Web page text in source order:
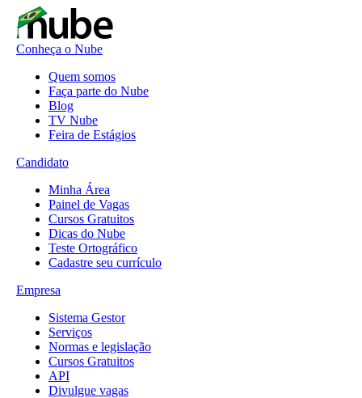
Conheça o Nube
Quem somos
Faça parte do Nube
Blog
TV Nube
Feira de Estágios
Candidato
Minha Área
Painel de Vagas
Cursos Gratuitos
Dicas do Nube
Teste Ortográfico
Cadastre seu currículo
Empresa
Sistema Gestor
Serviços
Normas e legislação
Cursos Gratuitos
API
Divulgue vagas